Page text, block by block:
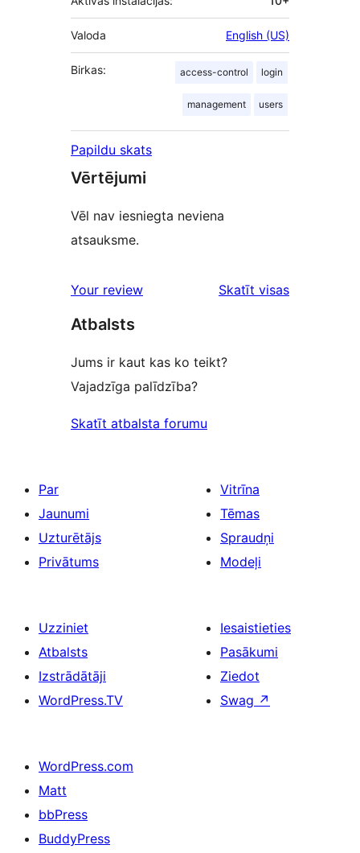
Valoda English (US)
Birkas: access-control login
management users
Papildu skats
Vērtējumi
Vēl nav iesniegta neviena
atsauksme.
Your review
Skatīt visas
Atbalsts
Jums ir kaut kas ko teikt?
Vajadzīga palīdzība?
Skatīt atbalsta forumu
Par
Jaunumi
Uzturētājs
Privātums
Vitrīna
Tēmas
Spraudņi
Modeļi
Uzziniet
Atbalsts
Izstrādātāji
WordPress.TV
Iesaistieties
Pasākumi
Ziedot
Swag ↗
WordPress.com
Matt
bbPress
BuddyPress